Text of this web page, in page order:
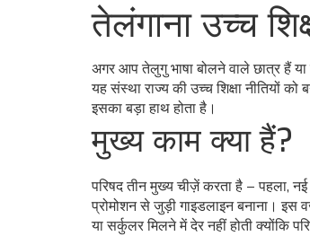
तेलंगाना उच्च
अगर आप तेलुगु भाषा बोलने वाले छात्र हैं
यह संस्था राज्य की उच्च शिक्षा नीतियों
इसका बड़ा हाथ होता है।
मुख्य काम क्या हैं?
परिषद तीन मुख्य चीज़ें करता है – पहला,
प्रोमोशन से जुड़ी गाइडलाइन बनाना।
या सर्कुलर मिलने में देर नहीं होती क्योंकि